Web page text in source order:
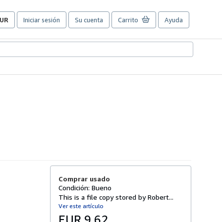
Iniciar sesión Su cuenta Carrito Ayuda
Comprar usado
Condición: Bueno
This is a file copy stored by Robert...
Ver este artículo